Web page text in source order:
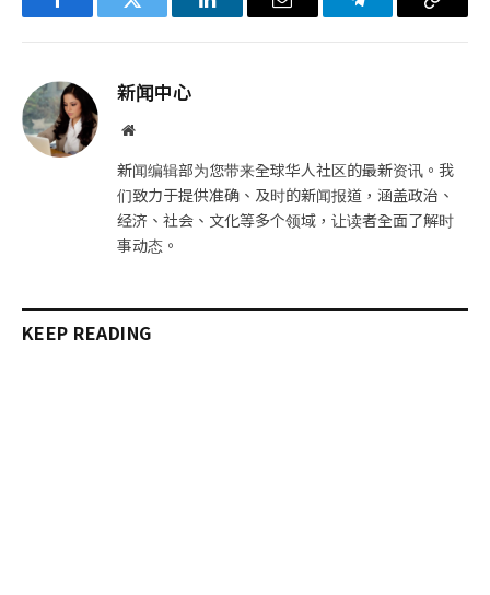
FacebookTwitter LinkedIn电
Telegram复
新闻中心
网
新闻编辑部为您带来全球华人社区的最新资讯。我
们致力于提供准确、及时的新闻报道，涵盖政治、
经济、社会、文化等多个领域，让读者全面了解时
事动态。
KEEP READING